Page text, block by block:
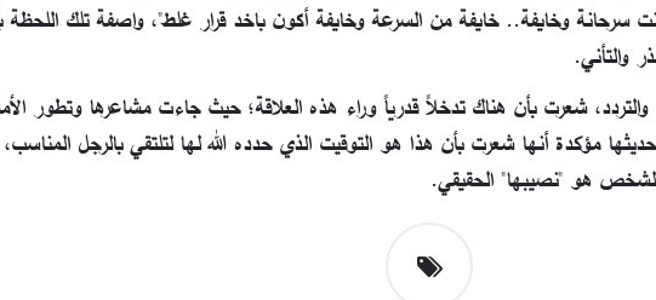
سرحانة وخايفة.. خايفة من السرعة وخايفة أكون باخد قرار غلط"، واصفة تلك اللحظة
والتأني.
شعرت بأن هناك تدخلاً قدرياً وراء هذه العلاقة؛ حيث جاءت مشاعرها وتطور
مؤكدة أنها شعرت بأن هذا هو التوقيت الذي حدده الله لها لتلتقي بالرجل
هو "نصيبها" الحقيقي.